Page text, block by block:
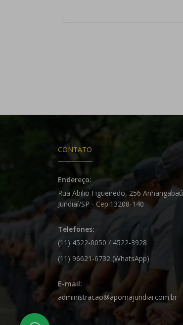
CONTATO
Endereço:
Rua Abilio Figueiredo, 256 Anhangabaú
Jundiaí/SP - Cep:13208-140
Telefones:
(11) 4522-0050 / 4522-3928
(11) 96621-6732 (WhatsApp)
E-mail:
administracao@apomajundiai.com.br